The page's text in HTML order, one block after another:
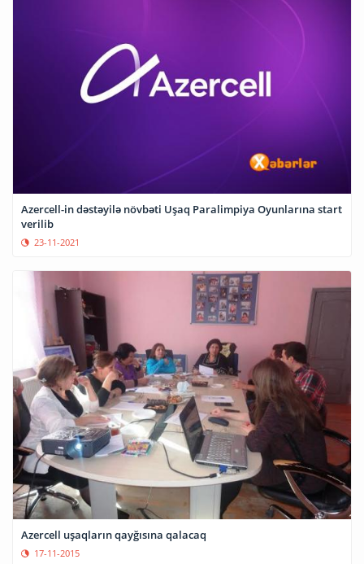
Azercell-in dəstəyilə növbəti Uşaq Paralimpiya Oyunlarına start
verilib
23-11-2021
Azercell uşaqların qayğısına qalacaq
17-11-2015